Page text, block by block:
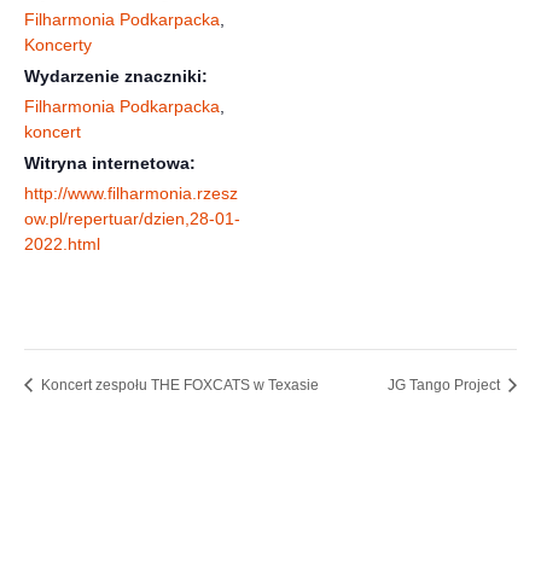
Filharmonia Podkarpacka
Koncerty
Wydarzenie znaczniki:
Filharmonia Podkarpacka
koncert
Witryna internetowa:
http://www.filharmonia.rzesz
ow.pl/repertuar/dzien,28-01-
2022.html
Koncert zespołu THE FOXCATS w Texasie JG Tango Project